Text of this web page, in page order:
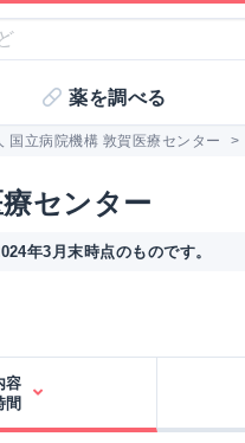
薬を調べる
国立病院機構 敦賀医療センター >
センター
年3月末時点のものです。
容
間